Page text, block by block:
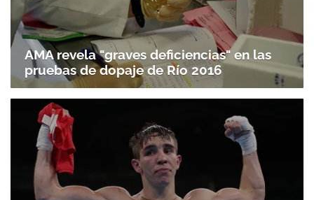
AMA revela "graves deficiencias" en las
pruebas de dopaje de Río 2016